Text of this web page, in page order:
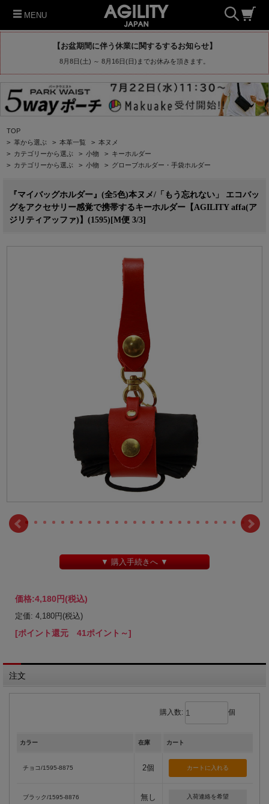
MENU
【お盆期間に伴う休業に関するするお知らせ】
8月8日(土) ～ 8月16日(日)までお休みを頂きます。
TOP
> 革から選ぶ > 本革一覧 > 本ヌメ
> カテゴリーから選ぶ > 小物 > キーホルダー
> カテゴリーから選ぶ > 小物 > グローブホルダー・手袋ホルダー
『マイバッグホルダー』(全5色)本ヌメ/「もう忘れない」 エコバッ
グをアクセサリー感覚で携帯するキーホルダー【AGILITY affa(ア
ジリティアッファ)】(1595)[M便 3/3]
▼ 購入手続きへ ▼
価格:4,180円(税込)
定価: 4,180円(税込)
[ポイント還元 41ポイント～]
注文
購入数: 個
カラー 在庫 カート
チョコ/1595-8875 2個
ブラック/1595-8876 無し 入荷連絡を希望